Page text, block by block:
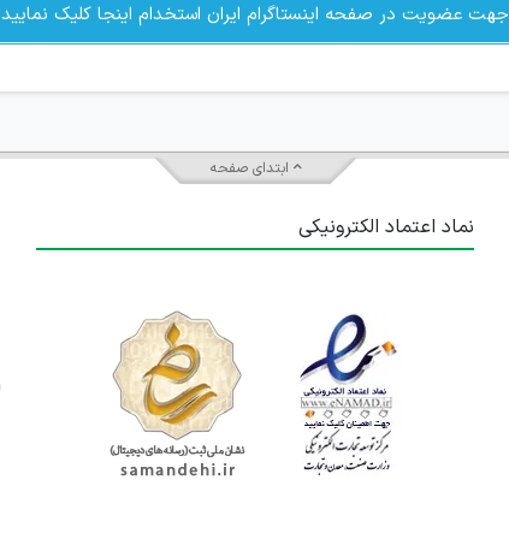
جهت عضویت در صفحه اینستاگرام ایران استخدام اینجا کلیک نمایید
ابتدای صفحه
نماد اعتماد الکترونیکی